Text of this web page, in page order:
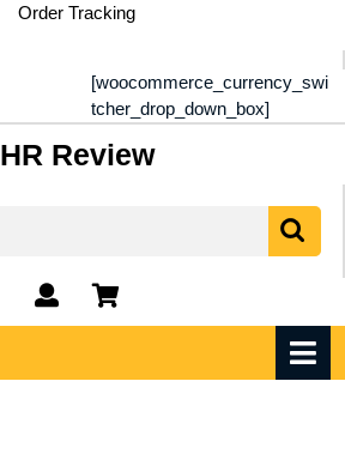
Order Tracking
[woocommerce_currency_swi
tcher_drop_down_box]
HR Review
My
Account
shopping
cart